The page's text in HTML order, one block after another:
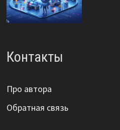
Контакты
Про автора
Обратная связь